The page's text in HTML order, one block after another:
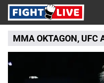
MMAOKTAGON, UFC